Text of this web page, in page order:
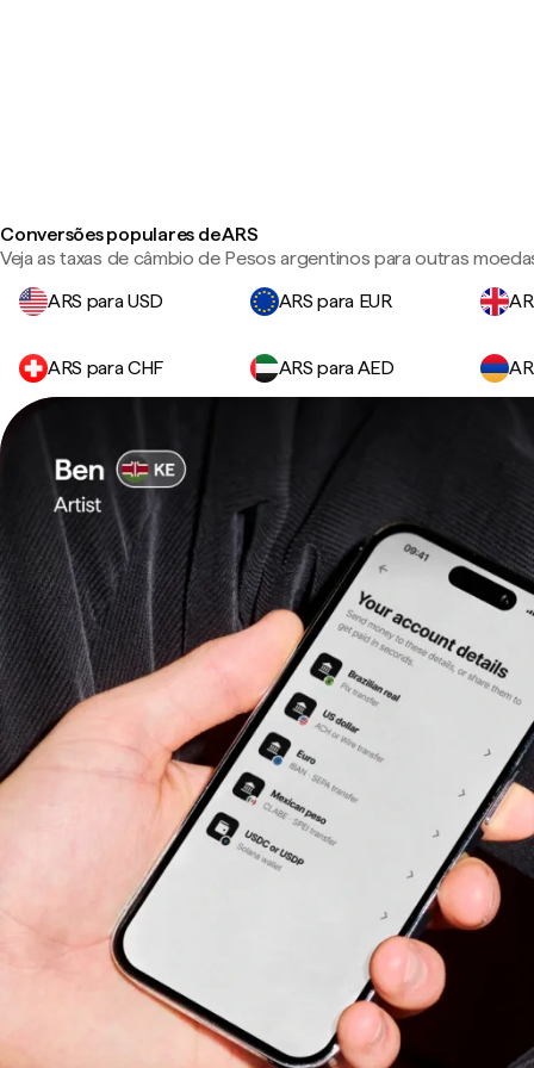
Conversões populares de ARS
Veja as taxas de câmbio de Pesos argentinos para outras
ARS para USD
ARS para EUR
ARS para CHF ARS para AED